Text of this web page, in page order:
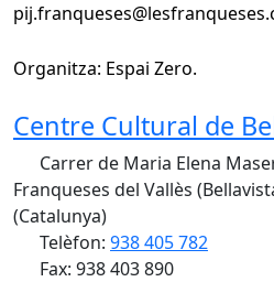
Organitza: Espai Zero.
Centre Cultural de
Carrer de Maria Elena
Franqueses del Vallès
(Catalunya)
Telèfon: 938 405 782
Fax: 938 403 890